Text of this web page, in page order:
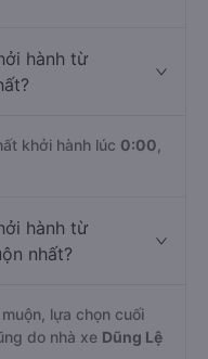
hành từ
khởi hành lúc 0:00
hành từ
nhất?
lựa chọn cuối
do nhà xe Dũng Lệ